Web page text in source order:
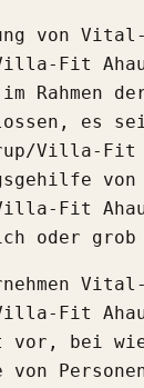
von
Fit
im Rahmen
es
Villa-Fit
Fit
oder
Fit
vor, bei
von